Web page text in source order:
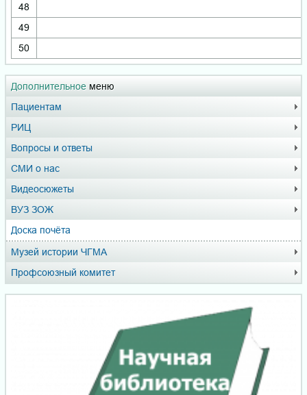
Дополнительное меню
Пациентам
РИЦ
Вопросы и ответы
СМИ о нас
Видеосюжеты
ВУЗ ЗОЖ
Доска почёта
Музей истории ЧГМА
Профсоюзный комитет
48
49
50